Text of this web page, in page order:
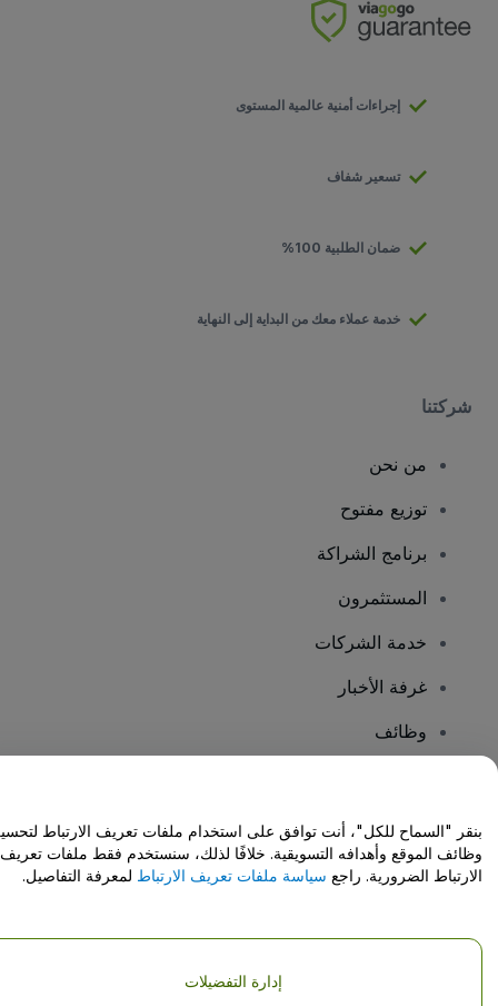
إجراءات أمنية عالمية المستوى
تسعير شفاف
ضمان الطلبية 100%
خدمة عملاء معك من البداية إلى النهاية
شركتنا
من نحن
توزيع مفتوح
برنامج الشراكة
المستثمرون
خدمة الشركات
غرفة الأخبار
وظائف
مركز المساعدة / اتصل بنا
حقوق النشر © شركة فياجوجو المحدودة 2026
تفاصيل الشركة
بنقر "السماح للكل"، أنت توافق على استخدام ملفات تعريف الارتباط
وظائف الموقع وأهدافه التسويقية. خلافًا لذلك، سنستخدم فقط ملفات تعريف
الارتباط الضرورية. راجع سياسة ملفات تعريف الارتباط لمعرفة التفاصيل.
إدارة التفضيلات